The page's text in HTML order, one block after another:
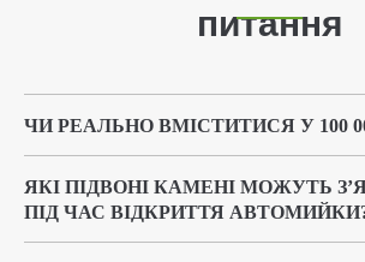
питання
ЧИ РЕАЛЬНО ВМІСТИТИСЯ У 100
ЯКІ ПІДВОНІ КАМЕНІ МОЖУТЬ
ПІД ЧАС ВІДКРИТТЯ